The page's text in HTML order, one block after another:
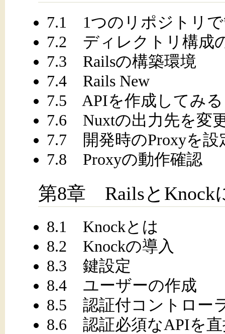
7.1 1つのリポジトリ
7.2 ディレクトリ構成
7.3 Railsの構築環境
7.4 Rails New
7.5 APIを作成してみる
7.6 Nuxtの出力先を変
7.7 開発時のProxyを設
7.8 Proxyの動作確認
第8章 RailsとKnock
8.1 Knockとは
8.2 Knockの導入
8.3 鍵設定
8.4 ユーザーの作成
8.5 認証付コントロー
8.6 認証必須なAPIを